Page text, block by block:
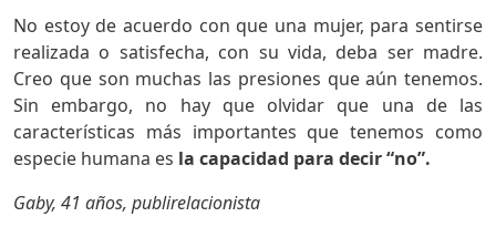
No estoy de acuerdo con que una mujer, para sentirse
realizada o satisfecha, con su vida, deba ser madre.
Creo que son muchas las presiones que aún tenemos.
Sin embargo, no hay que olvidar que una de las
características más importantes que tenemos como
especie humana es la capacidad para decir “no”.
Gaby, 41 años, publirelacionista